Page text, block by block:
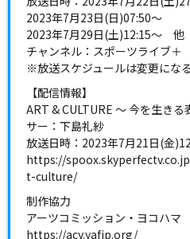
2023年7月23日(日)07:50～
2023年7月29日(土)12:15～ 他
チャンネル：スポーツライブ
※放送スケジュールは変更にな
【配信情報】
ART & CULTURE ～ 今を生き
サー：下島礼紗
放送日時：2023年7月21日(金
https://
t-culture/
制作協力
アーツコミッション・ヨコハマ
https://acy.yafjp.org/